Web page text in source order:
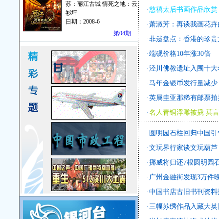
苏：丽江古城 情死之地：云
衫坪
日期：2008-6
第04期
·慈禧太后书画作品欣赏
·萧淑芳：再谈我画花
·非遗盘点：香港的珍
·端砚价格10年涨30倍
·泾川佛教遗址入围十
·马年金银币发行量减少
·英属圭亚那稀有邮票
·名人青铜浮雕被撬 莫
· 圆明园石柱回归中国
·文玩界行家谈文玩葫
·挪威将归还7根圆明园
· 广州金融街发现3万件
·中国书店古旧书刊资料
·三幅苏绣作品入藏大